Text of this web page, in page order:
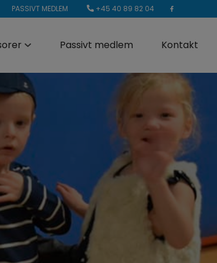
PASSIVT MEDLEM +45 40 89 82 04
Passivt medlem Kontakt